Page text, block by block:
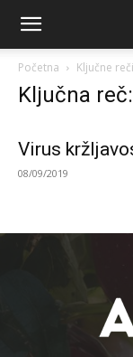
Početna Ključne reči
Ključna
Virus
08/09/2019